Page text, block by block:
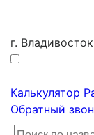
г.
Калькулятор
Обратный